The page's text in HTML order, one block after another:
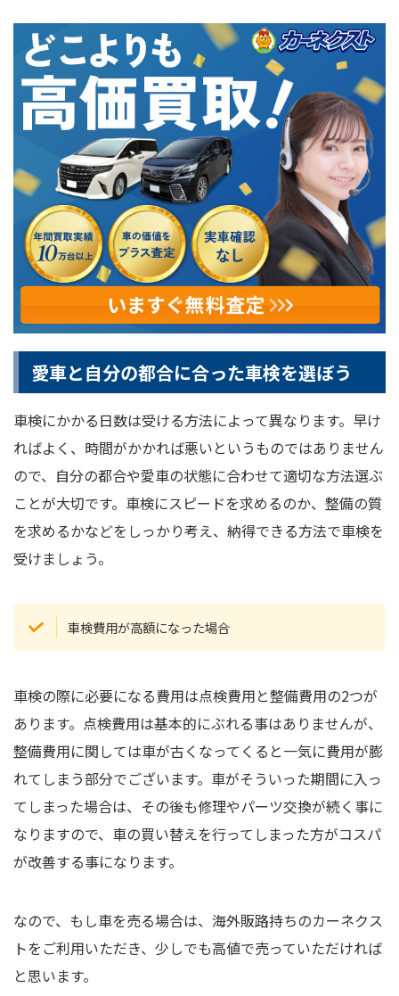
愛車と自分の都合に合った車検を選ぼう
車検にかかる日数は受ける方法によって異なります。早け
ればよく、時間がかかれば悪いというものではありません
ので、自分の都合や愛車の状態に合わせて適切な方法選ぶ
ことが大切です。車検にスピードを求めるのか、整備の質
を求めるかなどをしっかり考え、納得できる方法で車検を
受けましょう。
車検費用が高額になった場合
車検の際に必要になる費用は点検費用と整備費用の2つが
あります。点検費用は基本的にぶれる事はありませんが、
整備費用に関しては車が古くなってくると一気に費用が膨
れてしまう部分でございます。車がそういった期間に入っ
てしまった場合は、その後も修理やパーツ交換が続く事に
なりますので、車の買い替えを行ってしまった方がコスパ
が改善する事になります。
なので、もし車を売る場合は、海外販路持ちのカーネクス
トをご利用いただき、少しでも高値で売っていただければ
と思います。